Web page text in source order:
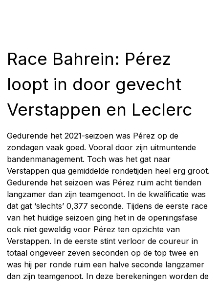
Race Bahrein: Pérez
loopt in door gevecht
Verstappen en Leclerc
Gedurende het 2021-seizoen was Pérez op de
zondagen vaak goed. Vooral door zijn uitmuntende
bandenmanagement. Toch was het gat naar
Verstappen qua gemiddelde rondetijden heel erg groot.
Gedurende het seizoen was Pérez ruim acht tienden
langzamer dan zijn teamgenoot. In de kwalificatie was
dat gat ‘slechts’ 0,377 seconde. Tijdens de eerste race
van het huidige seizoen ging het in de openingsfase
ook niet geweldig voor Pérez ten opzichte van
Verstappen. In de eerste stint verloor de coureur in
totaal ongeveer zeven seconden op de top twee en
was hij per ronde ruim een halve seconde langzamer
dan zijn teamgenoot. In deze berekeningen worden de